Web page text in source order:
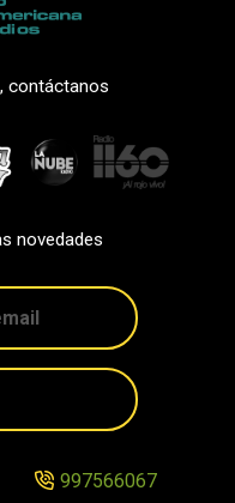
contáctanos
novedades
997566067